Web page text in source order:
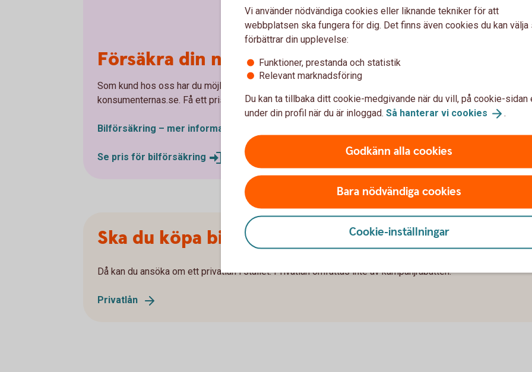
Försäkra din nya bil hos oss
Som kund hos oss har du möjlighet att teckna en av Sveriges bästa bilförsäkringar enligt
konsumenternas.se. Få ett pris och teckna direkt i din app eller internetbank.
Bilförsäkring – mer information
Se pris för bilförsäkring
Ska du köpa bil av en privatperson?
Då kan du ansöka om ett privatlån i stället. Privatlån omfattas inte av kampanjrabatten.
Privatlån
Vi använder nödvändiga cookies eller liknande tekniker för att
webbplatsen ska fungera för dig. Det finns även cookies du kan välja
förbättrar din upplevelse:
Funktioner, prestanda och statistik
Relevant marknadsföring
Du kan ta tillbaka ditt cookie-medgivande när du vill, på cookie-sidan
under din profil när du är inloggad. Så hanterar vi cookies .
Godkänn alla cookies
Bara nödvändiga cookies
Cookie-inställningar